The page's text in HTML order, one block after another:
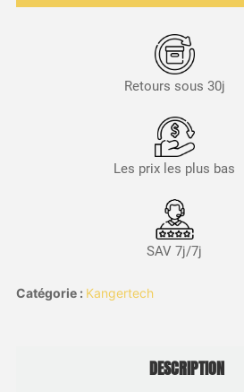
Retours sous 30j
Les prix les plus bas
SAV 7j/7j
Catégorie : Kangertech
DESCRIPTION